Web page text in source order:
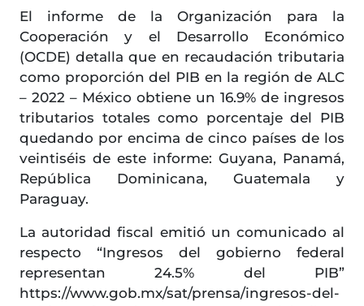
El informe de la Organización para la
Cooperación y el Desarrollo Económico
(OCDE) detalla que en recaudación tributaria
como proporción del PIB en la región de ALC
– 2022 – México obtiene un 16.9% de ingresos
tributarios totales como porcentaje del PIB
quedando por encima de cinco países de los
veintiséis de este informe: Guyana, Panamá,
República Dominicana, Guatemala y
Paraguay.
La autoridad fiscal emitió un comunicado al
respecto “Ingresos del gobierno federal
representan 24.5% del PIB”
https://www.gob.mx/sat/prensa/ingresos-del-